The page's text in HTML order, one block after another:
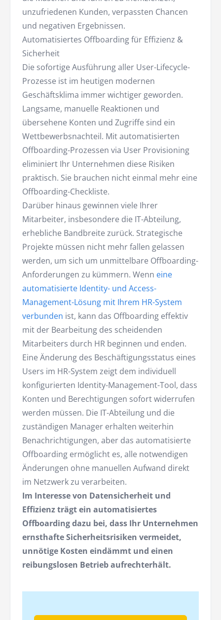
unzufriedenen Kunden, verpassten Chancen
und negativen Ergebnissen.
Automatisiertes Offboarding für Effizienz &
Sicherheit
Die sofortige Ausführung aller User-Lifecycle-
Prozesse ist im heutigen modernen
Geschäftsklima immer wichtiger geworden.
Langsame, manuelle Reaktionen und
übersehene Konten und Zugriffe sind ein
Wettbewerbsnachteil. Mit automatisierten
Offboarding-Prozessen via User Provisioning
eliminiert Ihr Unternehmen diese Risiken
praktisch. Sie brauchen nicht einmal mehr eine
Offboarding-Checkliste.
Darüber hinaus gewinnen viele Ihrer
Mitarbeiter, insbesondere die IT-Abteilung,
erhebliche Bandbreite zurück. Strategische
Projekte müssen nicht mehr fallen gelassen
werden, um sich um unmittelbare Offboarding-
Anforderungen zu kümmern. Wenn eine
automatisierte Identity- und Access-
Management-Lösung mit Ihrem HR-System
verbunden ist, kann das Offboarding effektiv
mit der Bearbeitung des scheidenden
Mitarbeiters durch HR beginnen und enden.
Eine Änderung des Beschäftigungsstatus eines
Users im HR-System zeigt dem individuell
konfigurierten Identity-Management-Tool, dass
Konten und Berechtigungen sofort widerrufen
werden müssen. Die IT-Abteilung und die
zuständigen Manager erhalten weiterhin
Benachrichtigungen, aber das automatisierte
Offboarding ermöglicht es, alle notwendigen
Änderungen ohne manuellen Aufwand direkt
im Netzwerk zu verarbeiten.
Im Interesse von Datensicherheit und
Effizienz trägt ein automatisiertes
Offboarding dazu bei, dass Ihr Unternehmen
ernsthafte Sicherheitsrisiken vermeidet,
unnötige Kosten eindämmt und einen
reibungslosen Betrieb aufrechterhält.